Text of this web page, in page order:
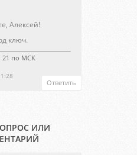
Алексей!
ключ.
21 по МСК
Ответить
ИЛИ